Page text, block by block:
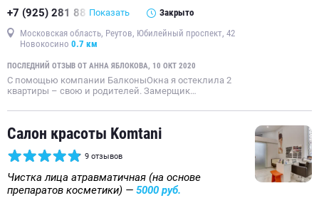
+7 (925) 281 88 Показать Закрыто
Московская область, Реутов, Юбилейный проспект, 42
Новокосино 0.7 км
ПОСЛЕДНИЙ ОТЗЫВ ОТ АННА ЯБЛОКОВА, 10 ОКТ 2020
С помощью компании БалконыОкна я остеклила 2
квартиры – свою и родителей. Замерщик…
Салон красоты Komtani
9 отзывов
Чистка лица атравматичная (на основе
препаратов косметики) — 5000 руб.